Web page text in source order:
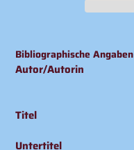
wird
zum
Warenkorb
Bibliographische Angaben
Autor/Autorin
Titel
Untertitel